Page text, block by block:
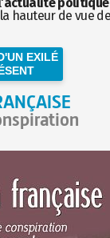
hauteur de vue
EXILÉ